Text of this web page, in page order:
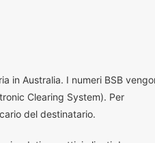
in Australia. I numeri BSB
Clearing System). Per
del destinatario.